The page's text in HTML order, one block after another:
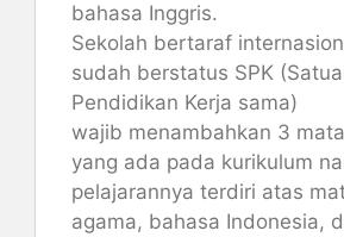
bahasa Inggris.
Sekolah bertaraf
sudah berstatus SPK
Pendidikan Kerja sama)
wajib menambahkan 3
yang ada pada kurikulum
pelajarannya terdiri atas
agama, bahasa Indonesia,